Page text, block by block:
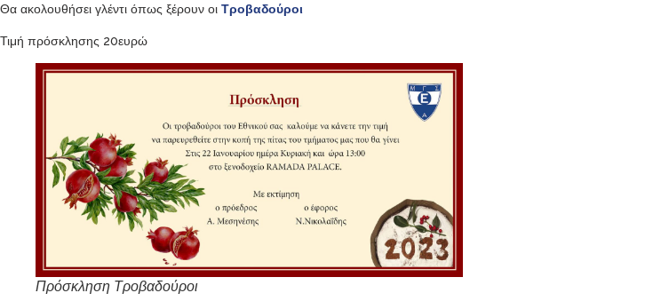
Θα ακολουθήσει γλέντι όπως ξέρουν οι Τροβαδούροι
Τιμή πρόσκλησης 20ευρώ
Πρόσκληση Τροβαδούροι